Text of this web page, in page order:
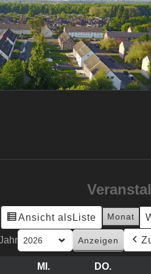
Ansicht als Liste Monat
MI.MITTWOCHDO.